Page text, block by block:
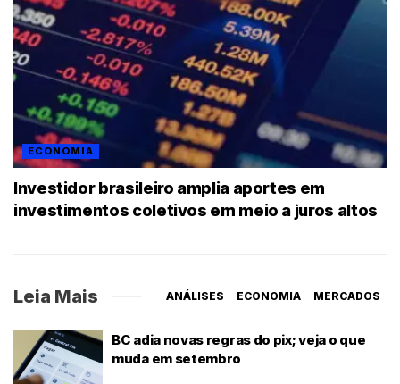
ECONOMIA
Investidor brasileiro amplia aportes em
investimentos coletivos em meio a juros altos
Leia Mais ANÁLISES ECONOMIA MERCADOS
BC adia novas regras do pix; veja o que
muda em setembro